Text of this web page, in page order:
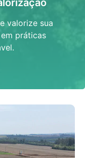
valorize sua
práticas